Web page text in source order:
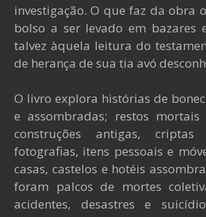
investigação. O que faz da obra
bolso a ser levado em bazares
talvez àquela leitura do
de herança de sua tia avó
O livro explora histórias de
e assombradas; restos mortais
construções antigas, criptas
fotografias, itens pessoais e
casas, castelos e hotéis
foram palcos de mortes
acidentes, desastres e